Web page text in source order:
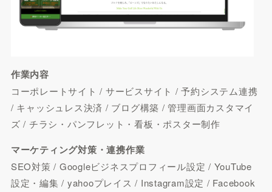
作業内容
コーポレートサイト / サービスサイト / 予約システム連携
/ キャッシュレス決済 / ブログ構築 / 管理画面カスタマイ
ズ / チラシ・パンフレット・看板・ポスター制作
マーケティング対策・連携作業
SEO対策 / Googleビジネスプロフィール設定 / YouTube
設定・編集 / yahooプレイス / Instagram設定 / Facebook